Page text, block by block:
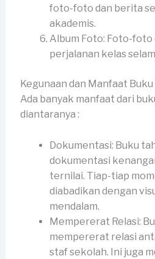
foto-foto dan berita
akademis.
Album Foto: Foto-
perjalanan kelas
Kegunaan dan Manfaat
Ada banyak manfaat dari
diantaranya :
Dokumentasi: Buku
dokumentasi
ternilai. Tiap-tiap
diabadikan dengan
mendalam.
Mempererat Relasi:
mempererat relasi
staf sekolah. Ini juga